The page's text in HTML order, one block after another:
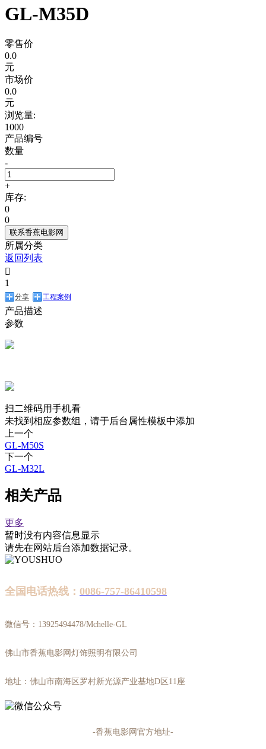
GL-M35D
零售价
0.0
元
市场价
0.0
元
浏览量:
1000
产品编号
数量
-
+
库存:
0
0
联系香蕉电影网
所属分类
返回列表

1
分享 工程案例
产品描述
参数
扫二维码用手机看
未找到相应参数组，请于后台属性模板中添加
上一个
GL-M50S
下一个
GL-M32L
相关产品
更多
暂时没有内容信息显示
请先在网站后台添加数据记录。
全国电话热线： 0086-757-86410598
微信号：13925494478/Mchelle-GL
佛山市香蕉电影网灯饰照明有限公司
地址：佛山市南海区罗村新光源产业基地D区11座
-香蕉电影网官方地址-